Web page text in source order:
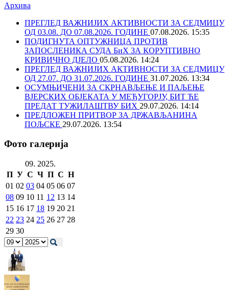
Архива
ПРЕГЛЕД ВАЖНИЈИХ АКТИВНОСТИ ЗА СЕДМИЦУ
ОД 03.08. ДО 07.08.2026. ГОДИНЕ 07.08.2026. 15:35
ПОДИГНУТА ОПТУЖНИЦА ПРОТИВ
ЗАПОСЛЕНИКА СУДА БиХ ЗА КОРУПТИВНО
КРИВИЧНО ДЈЕЛО 05.08.2026. 14:24
ПРЕГЛЕД ВАЖНИЈИХ АКТИВНОСТИ ЗА СЕДМИЦУ
ОД 27.07. ДО 31.07.2026. ГОДИНЕ 31.07.2026. 13:34
ОСУМЊИЧЕНИ ЗА СКРНАВЉЕЊЕ И ПАЉЕЊЕ
ВЈЕРСКИХ ОБЈЕКАТА У МЕЂУГОРЈУ, БИТ ЋЕ
ПРЕДАТ ТУЖИЛАШТВУ БИХ 29.07.2026. 14:14
ПРЕДЛОЖЕН ПРИТВОР ЗА ДРЖАВЉАНИНА
ПОЉСКЕ 29.07.2026. 13:54
Фото галерија
09. 2025.
П У С Ч П С Н
01 02 03 04 05 06 07
08 09 10 11 12 13 14
15 16 17 18 19 20 21
22 23 24 25 26 27 28
29 30